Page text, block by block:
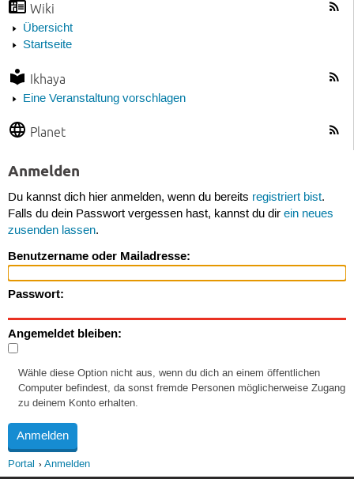
Wiki
Übersicht
Startseite
Ikhaya
Eine Veranstaltung vorschlagen
Planet
Anmelden
Du kannst dich hier anmelden, wenn du bereits registriert bist.
Falls du dein Passwort vergessen hast, kannst du dir ein neues
zusenden lassen.
Benutzername oder Mailadresse:
Passwort:
Angemeldet bleiben:
Wähle diese Option nicht aus, wenn du dich an einem öffentlichen
Computer befindest, da sonst fremde Personen möglicherweise Zugang
zu deinem Konto erhalten.
Portal Anmelden